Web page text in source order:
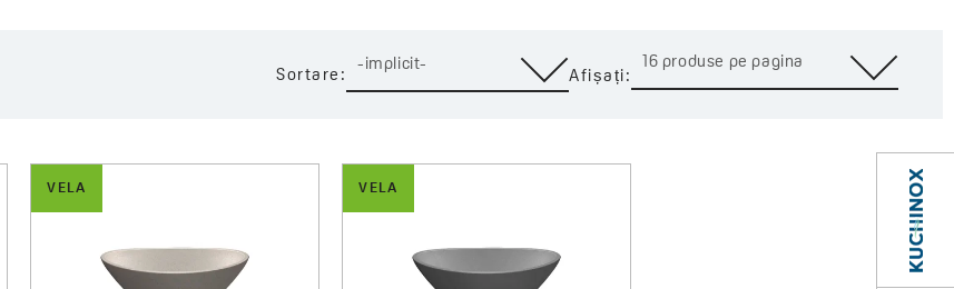
Sortare:
-implicit-
Afișați:
16 produse pe pagina
VELA VELA